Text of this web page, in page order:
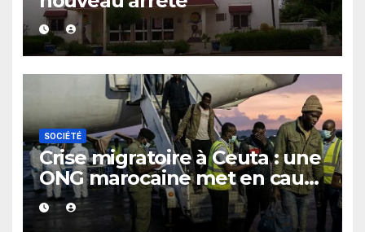
SOCIÉTÉ
Crise migratoire à Ceuta : une
ONG marocaine met en cause
les responsabilités de Rabat
et de Madrid